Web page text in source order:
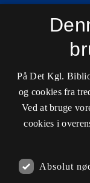
Driftsstatus
Åbningstider
På Det Kgl.
og cookies fra
Ved at bruge
cookies i
Absolut